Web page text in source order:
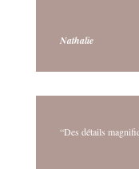
Nathalie
“Des détails